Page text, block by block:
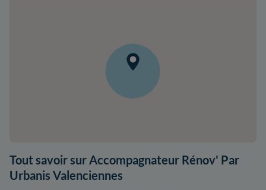
Tout savoir sur Accompagnateur Rénov' Par
Urbanis Valenciennes